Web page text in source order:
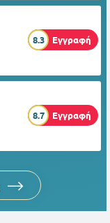
8.3 Εγγραφή
8.7 Εγγραφή